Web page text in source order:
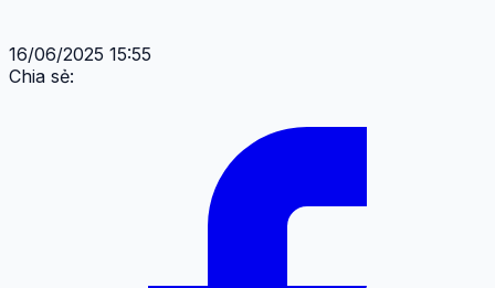
16/06/2025 15:55
Chia sẻ: